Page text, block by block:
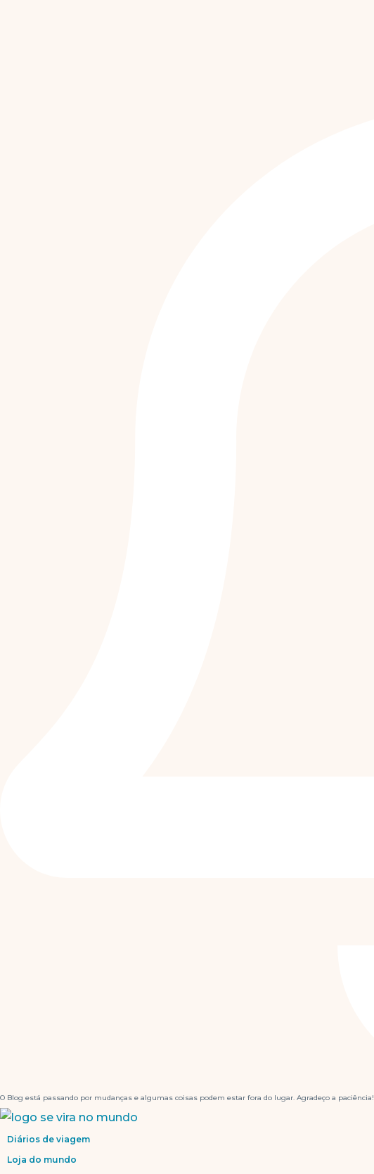
O Blog está passando por mudanças e algumas coisas podem estar fora do lugar. Agradeço a paciência!
Diários de viagem
Loja do mundo